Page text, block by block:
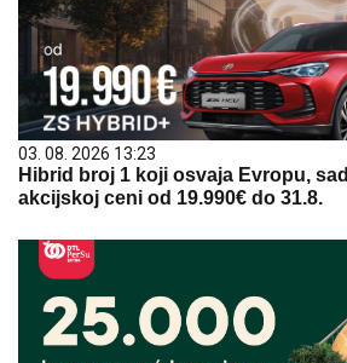
03. 08. 2026 13:23
Hibrid broj 1 koji osvaja Evropu,
akcijskoj ceni od 19.990€ do 31.8.